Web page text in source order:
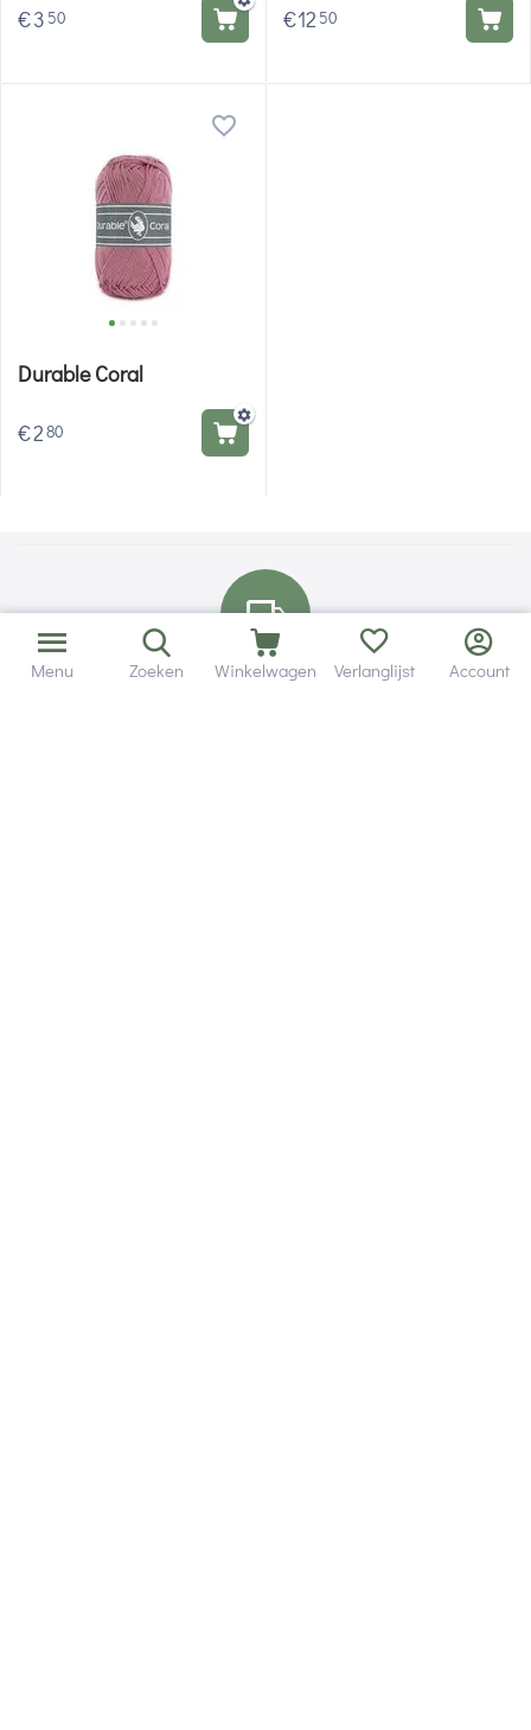
€3 50 €12 50
Durable Coral
€280
Bezorging in binnen - en buitenland.
Menu Zoeken Winkelwagen Verlanglijst Account